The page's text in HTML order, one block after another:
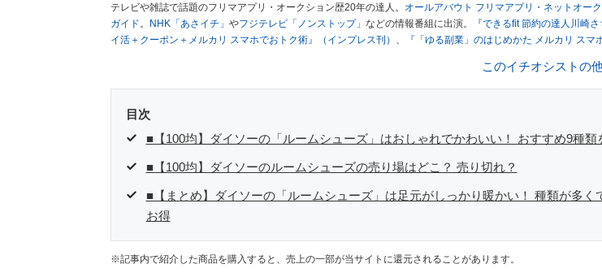
テレビや雑誌で話題のフリマアプリ・オークション歴20年の達人。
オールアバウト フリマアプリ・ネットオー
ガイド。 NHK「あさイチ」 やフジテレビ「ノンストップ」 などの情報番組に出演。
『できるfit 節約の達人川崎
イ活＋クーポン＋メルカリ スマホでおトク術』（インプレス刊） 、
『「ゆる副業」のはじめかた メルカリ スマ
■経歴：2003年、夫が子育てをするために、突然会社を辞める。翌月からの給料が０円になり、家にいながら、
いた時間でできるオークションに目をつける。しかし、取引の仕方がわからずに、まずは落札者として参加。そ
を生活の一部に取り入れるべく、「ネットオークションやフリマアプリは生活のインフラになる」という考えを
た消費税増税の社会においては、ネットオークションやフリマアプリが家計の救世主になりえると考え、業者と
このイチオシストの
目次
■【100均】ダイソーの「ルームシューズ」はおしゃれでかわいい！ おすすめ9種類
■【100均】ダイソーのルームシューズの売り場はどこ？ 売り切れ？
■【まとめ】ダイソーの「ルームシューズ」は足元がしっかり暖かい！ 種類が多く
お得
※記事内で紹介した商品を購入すると、売上の一部が当サイトに還元されることがあります。